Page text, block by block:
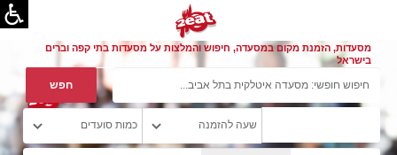
מסעדות, הזמנת מקום במסעדה, חיפוש והמלצות על מסעדות בתי קפה וברים
בישראל